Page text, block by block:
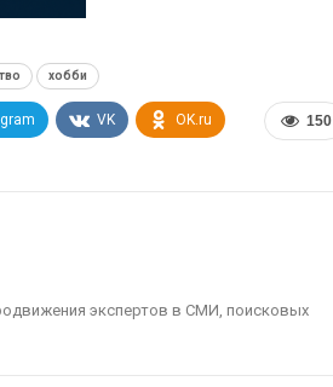
хобби
150
VK OK.ru
экспертов в СМИ, поисковых